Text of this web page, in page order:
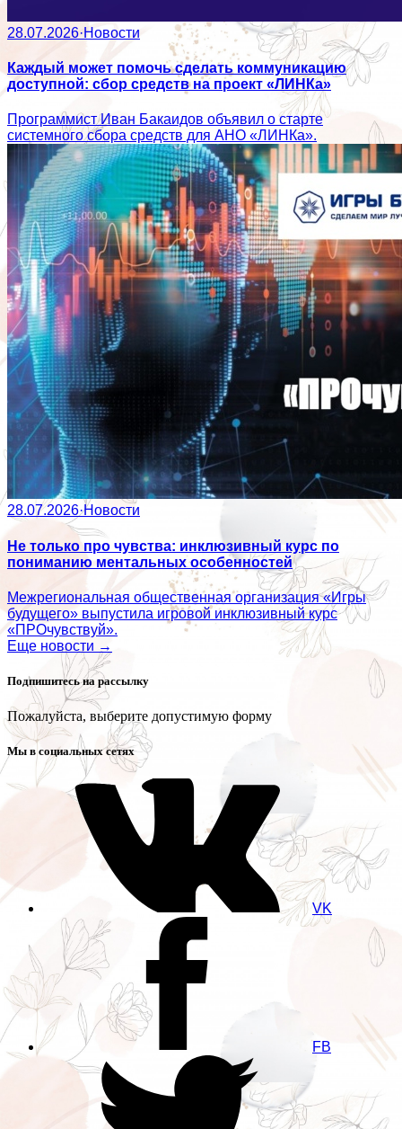
28.07.2026·Новости
Каждый может помочь сделать коммуникацию
доступной: сбор средств на проект «ЛИНКа»
Программист Иван Бакаидов объявил о старте
системного сбора средств для АНО «ЛИНКа».
28.07.2026·Новости
Не только про чувства: инклюзивный курс по
пониманию ментальных особенностей
Межрегиональная общественная организация «Игры
будущего» выпустила игровой инклюзивный курс
«ПРОчувствуй».
Еще новости →
Подпишитесь на рассылку
Пожалуйста, выберите допустимую форму
Мы в социальных сетях
VK
FB